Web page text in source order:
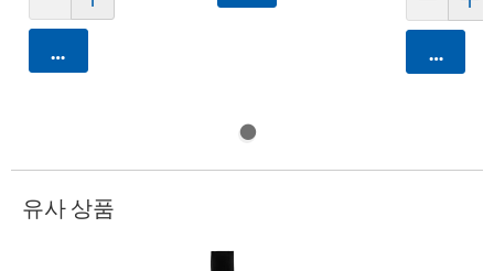
카트에 담기 카트에
유사 상품